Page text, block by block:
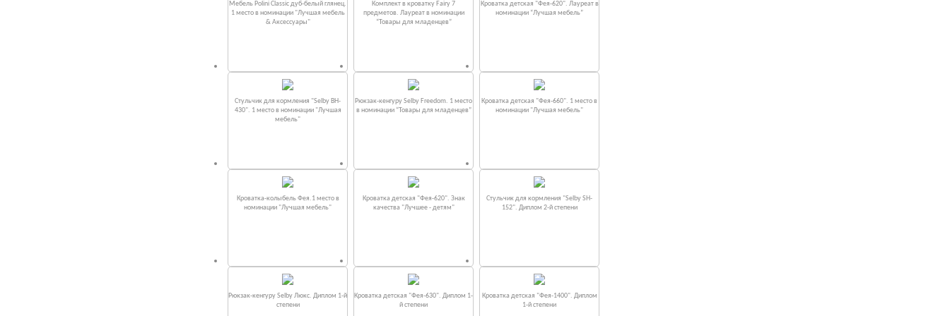
Мебель Polini Classic дуб-белый глянец.
1 место в номинации "Лучшая мебель
& Аксессуары"
Комплект в кроватку Fаiry 7
предметов. Лауреат в номинации
“Товары для младенцев”
Кроватка детская "Фея-620". Лауреат в
номинации “Лучшая мебель”
Стульчик для кормления "Selby BH-
430". 1 место в номинации "Лучшая
мебель"
Рюкзак-кенгуру Selby Freedom. 1 место
в номинации “Товары для младенцев”
Кроватка детская "Фея-660". 1 место в
номинации "Лучшая мебель"
Кроватка-колыбель Фея.1 место в
номинации "Лучшая мебель"
Кроватка детская "Фея-620". Знак
качества "Лучшее - детям"
Стульчик для кормления "Selby SH-
152". Диплом 2-й степени
Рюкзак-кенгуру Selby Люкс. Диплом 1-й
степени
Кроватка детская "Фея-630". Диплом 1-
й степени
Кроватка детская "Фея-1400". Диплом
1-й степени